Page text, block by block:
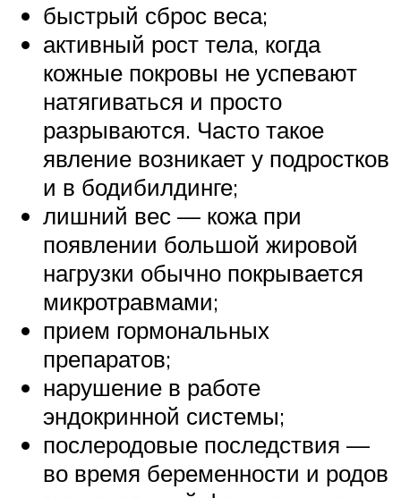
быстрый сброс веса;
активный рост тела, когда
кожные покровы не успевают
натягиваться и просто
разрываются. Часто такое
явление возникает у подростков
и в бодибилдинге;
лишний вес — кожа при
появлении большой жировой
нагрузки обычно покрывается
микротравмами;
прием гормональных
препаратов;
нарушение в работе
эндокринной системы;
послеродовые последствия —
во время беременности и родов